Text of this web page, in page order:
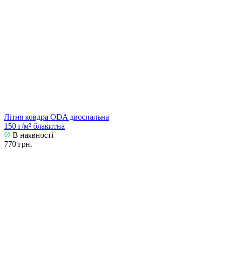
Літня ковдра ODA двоспальна
150 г/м² блакитна
В наявності
770 грн.